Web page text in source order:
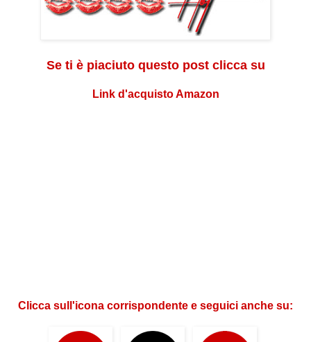
Se ti è piaciuto questo post clicca su
Link d'acquisto Amazon
Clicca sull'icona corrispondente e seguici anche su: